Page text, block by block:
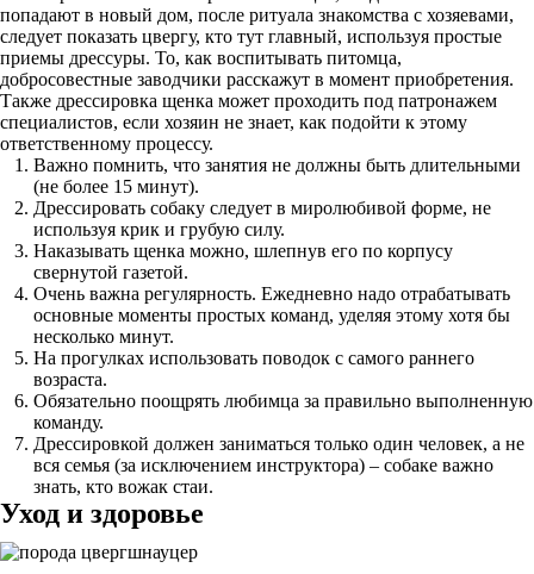
попадают в новый дом, после ритуала знакомства с хозяевами,
следует показать цвергу, кто тут главный, используя простые
приемы дрессуры. То, как воспитывать питомца,
добросовестные заводчики расскажут в момент приобретения.
Также дрессировка щенка может проходить под патронажем
специалистов, если хозяин не знает, как подойти к этому
ответственному процессу.
Важно помнить, что занятия не должны быть длительными
(не более 15 минут).
Дрессировать собаку следует в миролюбивой форме, не
используя крик и грубую силу.
Наказывать щенка можно, шлепнув его по корпусу
свернутой газетой.
Очень важна регулярность. Ежедневно надо отрабатывать
основные моменты простых команд, уделяя этому хотя бы
несколько минут.
На прогулках использовать поводок с самого раннего
возраста.
Обязательно поощрять любимца за правильно выполненную
команду.
Дрессировкой должен заниматься только один человек, а не
вся семья (за исключением инструктора) – собаке важно
знать, кто вожак стаи.
Уход и здоровье